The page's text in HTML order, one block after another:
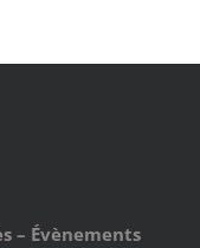
– Évènements